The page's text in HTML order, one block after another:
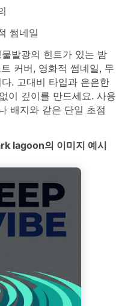
썸네일
발광의 힌트가 있는 밤
커버, 영화적 썸네일, 무
. 고대비 타입과 은은한
이 깊이를 만드세요. 사용
배지와 같은 단일 초점
lagoon의 이미지 예시